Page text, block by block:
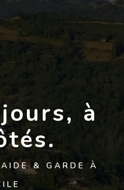
jours, à
& GARDE À